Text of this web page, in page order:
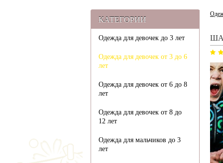
КАТЕГОРИИ
Одежда для девочек до 3 лет
Одежда для девочек от 3 до 6
лет
Одежда для девочек от 6 до 8
лет
Одежда для девочек от 8 до
12 лет
Одежда для мальчиков до 3
лет